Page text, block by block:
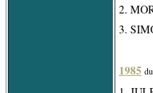
2.
3.
1985